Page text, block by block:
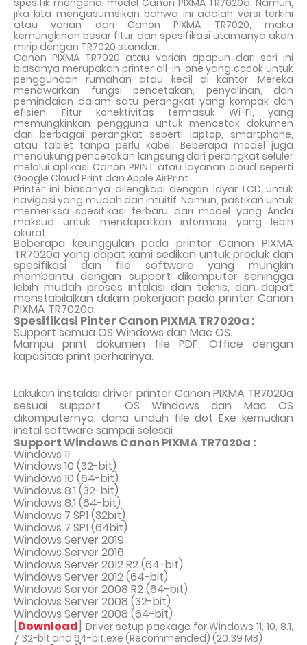
spesifik mengenai model Canon PIXMA TR7020a. Namun,
jika kita mengasumsikan bahwa ini adalah versi terkini
atau varian dari Canon PIXMA TR7020, maka
kemungkinan besar fitur dan spesifikasi utamanya akan
mirip dengan TR7020 standar.
Canon PIXMA TR7020 atau varian apapun dari seri ini
biasanya merupakan printer all-in-one yang cocok untuk
penggunaan rumahan atau kecil di kantor. Mereka
menawarkan fungsi pencetakan, penyalinan, dan
pemindaian dalam satu perangkat yang kompak dan
efisien. Fitur konektivitas termasuk Wi-Fi, yang
memungkinkan pengguna untuk mencetak dokumen
dari berbagai perangkat seperti laptop, smartphone,
atau tablet tanpa perlu kabel. Beberapa model juga
mendukung pencetakan langsung dari perangkat seluler
melalui aplikasi Canon PRINT atau layanan cloud seperti
Google Cloud Print dan Apple AirPrint.
Printer ini biasanya dilengkapi dengan layar LCD untuk
navigasi yang mudah dan intuitif. Namun, pastikan untuk
memeriksa spesifikasi terbaru dari model yang Anda
maksud untuk mendapatkan informasi yang lebih
akurat.
Beberapa keunggulan pada printer Canon PIXMA
TR7020a yang dapat kami sedikan untuk produk dan
spesifikasi dan file software yang mungkin
membantu dengan support dikomputer sehingga
lebih mudah proses intalasi dan teknis, dan dapat
menstabilalkan dalam pekerjaan pada printer Canon
PIXMA TR7020a.
Spesifikasi Pinter Canon PIXMA TR7020a :
Support semua OS Windows dan Mac OS.
Mampu print dokumen file PDF, Office dengan
kapasitas print perharinya.
Lakukan instalasi driver printer Canon PIXMA TR7020a
sesuai support OS Windows dan Mac OS
dikomputernya, dana unduh file dot Exe kemudian
instal software sampai selesai
Support Windows Canon PIXMA TR7020a :
Windows 11
Windows 10 (32-bit)
Windows 10 (64-bit)
Windows 8.1 (32-bit)
Windows 8.1 (64-bit)
Windows 7 SP1 (32bit)
Windows 7 SP1 (64bit)
Windows Server 2019
Windows Server 2016
Windows Server 2012 R2 (64-bit)
Windows Server 2012 (64-bit)
Windows Server 2008 R2 (64-bit)
Windows Server 2008 (32-bit)
Windows Server 2008 (64-bit)
[Download] Driver setup package for Windows 11, 10, 8.1,
7 32-bit and 64-bit.exe (Recommended) (20.39 MB)